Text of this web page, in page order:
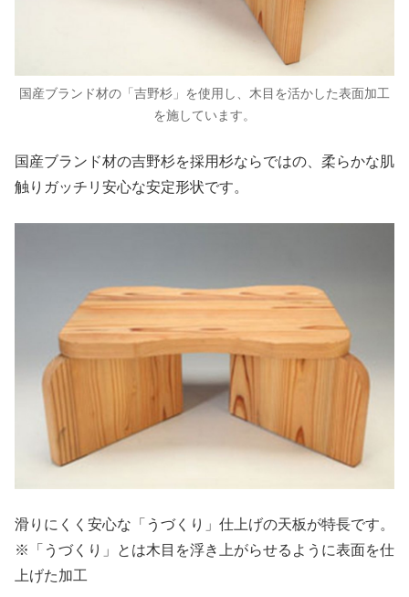
国産ブランド材の「吉野杉」を使用し、木目を活かした表面加工
を施しています。
国産ブランド材の吉野杉を採用杉ならではの、柔らかな肌
触りガッチリ安心な安定形状です。
滑りにくく安心な「うづくり」仕上げの天板が特長です。
※「うづくり」とは木目を浮き上がらせるように表面を仕
上げた加工